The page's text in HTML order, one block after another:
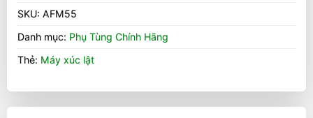
SKU: AFM55
Danh mục: Phụ Tùng Chính Hãng
Thẻ: Máy xúc lật